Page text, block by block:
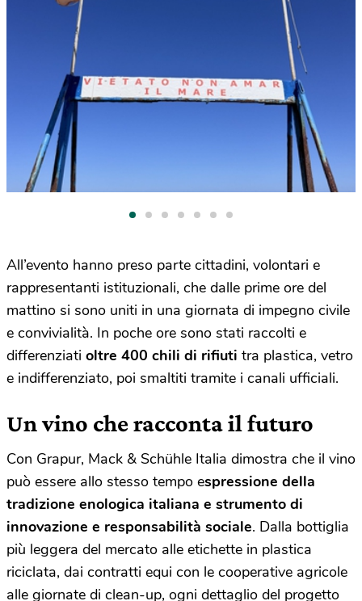
All’evento hanno preso parte cittadini, volontari e
rappresentanti istituzionali, che dalle prime ore del
mattino si sono uniti in una giornata di impegno civile
e convivialità. In poche ore sono stati raccolti e
differenziati oltre 400 chili di rifiuti tra plastica, vetro
e indifferenziato, poi smaltiti tramite i canali ufficiali.
Un vino che racconta il futuro
Con Grapur, Mack & Schühle Italia dimostra che il vino
può essere allo stesso tempo espressione della
tradizione enologica italiana e strumento di
innovazione e responsabilità sociale. Dalla bottiglia
più leggera del mercato alle etichette in plastica
riciclata, dai contratti equi con le cooperative agricole
alle giornate di clean-up, ogni dettaglio del progetto